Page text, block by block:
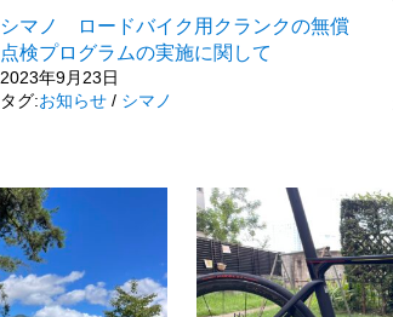
シマノ ロードバイク用クランクの無償
点検プログラムの実施に関して
2023年9月23日
タグ:お知らせ / シマノ